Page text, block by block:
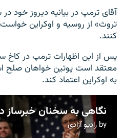
آقای ترمپ در بیانیه دیروز خود
تروث» از روسیه و اوکراین
کنند.
پس از این اظهارات ترمپ در کاخ
معتقد است پوتین خواهان صلح
به اوکراین اعتماد کند.
by رادیو آزادی